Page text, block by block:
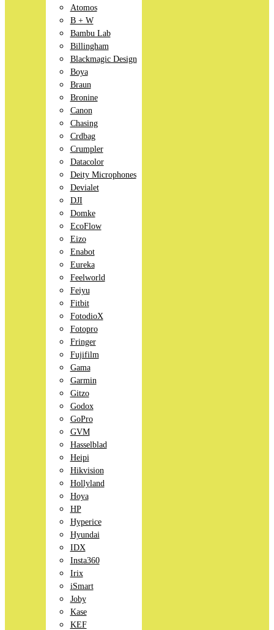
Atomos
B + W
Bambu Lab
Billingham
Blackmagic Design
Boya
Braun
Bronine
Canon
Chasing
Crdbag
Crumpler
Datacolor
Deity Microphones
Devialet
DJI
Domke
EcoFlow
Eizo
Enabot
Eureka
Feelworld
Feiyu
Fitbit
FotodioX
Fotopro
Fringer
Fujifilm
Gama
Garmin
Gitzo
Godox
GoPro
GVM
Hasselblad
Heipi
Hikvision
Hollyland
Hoya
HP
Hyperice
Hyundai
IDX
Insta360
Irix
iSmart
Joby
Kase
KEF